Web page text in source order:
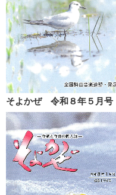
そよかぜ 令和８年５月号